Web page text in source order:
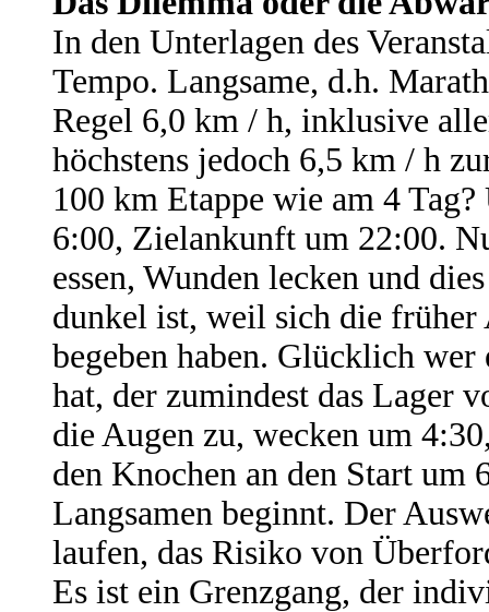
In den Unterlagen des
Tempo. Langsame, d.h.
Regel 6,0 km / h, inklusive
höchstens jedoch 6,5 km / h
100 km Etappe wie am 4
6:00, Zielankunft um 22:00.
essen, Wunden lecken und
dunkel ist, weil sich die früher
begeben haben. Glücklich
hat, der zumindest das Lager
die Augen zu, wecken um
den Knochen an den Start um
Langsamen beginnt. Der
laufen, das Risiko von
Es ist ein Grenzgang, der